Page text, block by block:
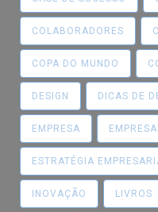
COLABORADORES
COPA DO MUNDO
DESIGN DICAS DE
EMPRESA
ESTRATÉGIA
INOVAÇÃO LIVROS